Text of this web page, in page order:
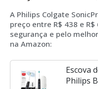
A Philips Colgate
preço entre R$ 438 e
segurança e pelo
na Amazon:
Escova
Philips